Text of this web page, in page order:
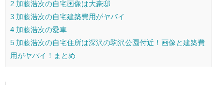
2 加藤浩次の自宅画像は大豪邸
3 加藤浩次の自宅建築費用がヤバイ
4 加藤浩次の愛車
5 加藤浩次の自宅住所は深沢の駒沢公園付近！画像と建築費
用がヤバイ！まとめ